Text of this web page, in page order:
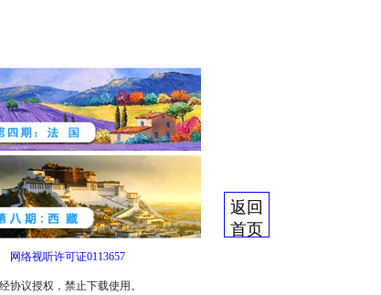
返回
首页
网络视听许可证0113657
协议授权，禁止下载使用。